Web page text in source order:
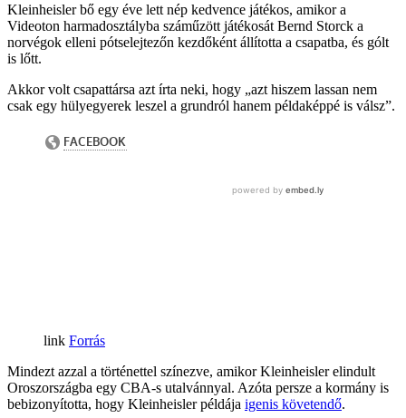
Kleinheisler bő egy éve lett nép kedvence játékos, amikor a
Videoton harmadosztályba száműzött játékosát Bernd Storck a
norvégok elleni pótselejtezőn kezdőként állította a csapatba, és gólt
is lőtt.
Akkor volt csapattársa azt írta neki, hogy „azt hiszem lassan nem
csak egy hülyegyerek leszel a grundról hanem példaképpé is válsz”.
Forrás
Mindezt azzal a történettel színezve, amikor Kleinheisler elindult
Oroszországba egy CBA-s utalvánnyal. Azóta persze a kormány is
bebizonyította, hogy Kleinheisler példája igenis követendő.